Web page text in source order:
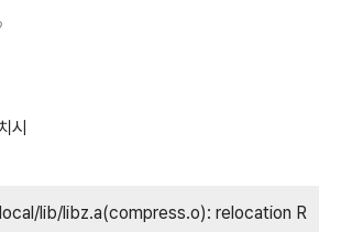
시
lib/libz.a(compress.o): relocation R